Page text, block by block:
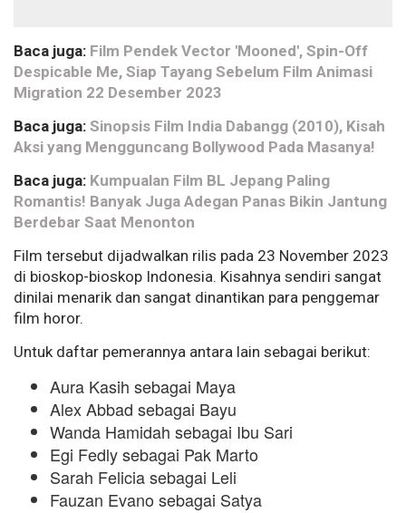
Baca juga: Film Pendek Vector 'Mooned', Spin-Off
Despicable Me, Siap Tayang Sebelum Film Animasi
Migration 22 Desember 2023
Baca juga: Sinopsis Film India Dabangg (2010), Kisah
Aksi yang Mengguncang Bollywood Pada Masanya!
Baca juga: Kumpualan Film BL Jepang Paling
Romantis! Banyak Juga Adegan Panas Bikin Jantung
Berdebar Saat Menonton
Film tersebut dijadwalkan rilis pada 23 November 2023
di bioskop-bioskop Indonesia. Kisahnya sendiri sangat
dinilai menarik dan sangat dinantikan para penggemar
film horor.
Untuk daftar pemerannya antara lain sebagai berikut:
Aura Kasih sebagai Maya
Alex Abbad sebagai Bayu
Wanda Hamidah sebagai Ibu Sari
Egi Fedly sebagai Pak Marto
Sarah Felicia sebagai Leli
Fauzan Evano sebagai Satya